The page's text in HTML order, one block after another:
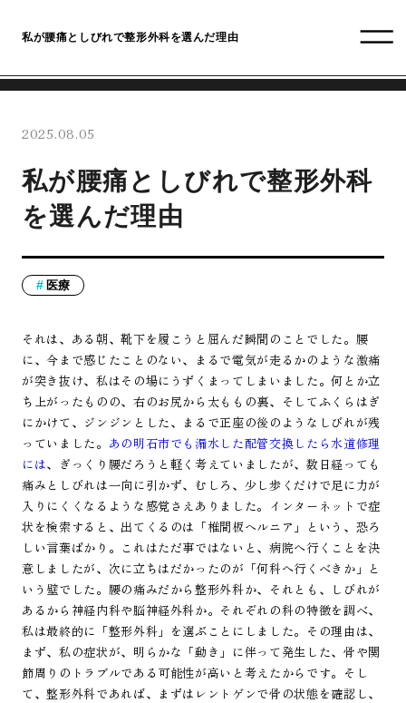
私が腰痛としびれで整形外科を選んだ理由
2025.08.05
私が腰痛としびれで整形外科
を選んだ理由
医療
それは、ある朝、靴下を履こうと屈んだ瞬間のことでした。腰
に、今まで感じたことのない、まるで電気が走るかのような激痛
が突き抜け、私はその場にうずくまってしまいました。何とか立
ち上がったものの、右のお尻から太ももの裏、そしてふくらはぎ
にかけて、ジンジンとした、まるで正座の後のようなしびれが残
っていました。 あの明石市でも漏水した配管交換したら水道修理
には、ぎっくり腰だろうと軽く考えていましたが、数日経っても
痛みとしびれは一向に引かず、むしろ、少し歩くだけで足に力が
入りにくくなるような感覚さえありました。インターネットで症
状を検索すると、出てくるのは「椎間板ヘルニア」という、恐ろ
しい言葉ばかり。これはただ事ではないと、病院へ行くことを決
意しましたが、次に立ちはだかったのが「何科へ行くべきか」と
いう壁でした。腰の痛みだから整形外科か、それとも、しびれが
あるから神経内科や脳神経外科か。それぞれの科の特徴を調べ、
私は最終的に「整形外科」を選ぶことにしました。その理由は、
まず、私の症状が、明らかな「動き」に伴って発生した、骨や関
節周りのトラブルである可能性が高いと考えたからです。そし
て、整形外科であれば、まずはレントゲンで骨の状態を確認し、